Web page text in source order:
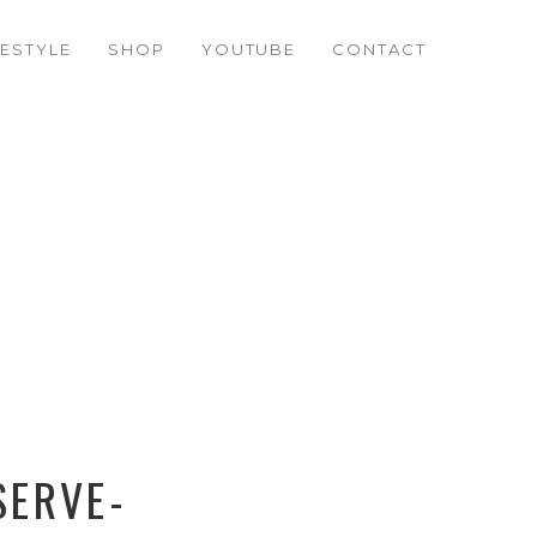
SHOP YOUTUBE CONTACT